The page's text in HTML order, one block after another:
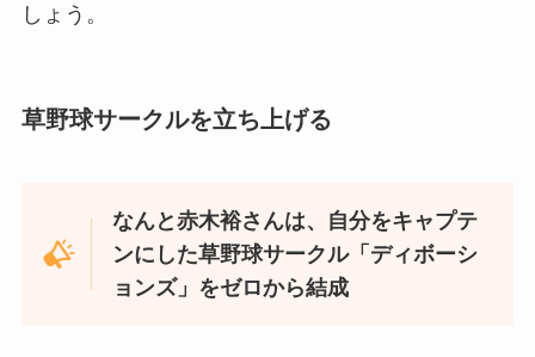
しょう。
草野球サークルを立ち上げる
なんと赤木裕さんは、自分をキャプテ
ンにした草野球サークル「ディボーシ
ョンズ」をゼロから結成